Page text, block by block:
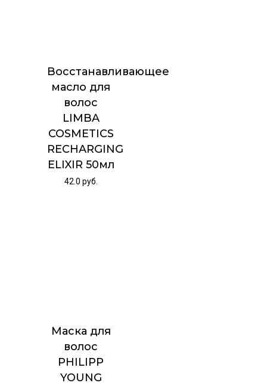
Восстанавливающее
масло для
волос
LIMBA
COSMETICS
RECHARGING
ELIXIR 50мл
42.0 руб.
Маска для
волос
PHILIPP
YOUNG